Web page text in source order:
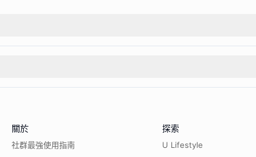
關於
社群最強使用指南
探索
U Lifestyle